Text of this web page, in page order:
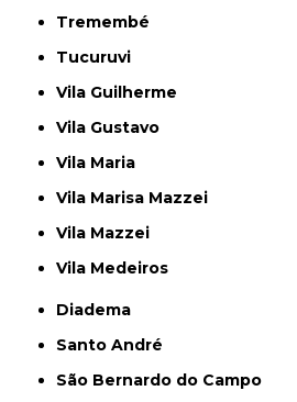
Tremembé
Tucuruvi
Vila Guilherme
Vila Gustavo
Vila Maria
Vila Marisa Mazzei
Vila Mazzei
Vila Medeiros
Diadema
Santo André
São Bernardo do Campo